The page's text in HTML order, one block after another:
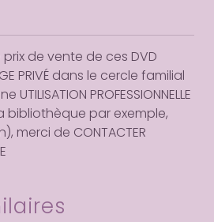
prix de vente de ces DVD
PRIVÉ dans le cercle familial
UTILISATION PROFESSIONNELLE
bibliothèque par exemple,
merci de CONTACTER